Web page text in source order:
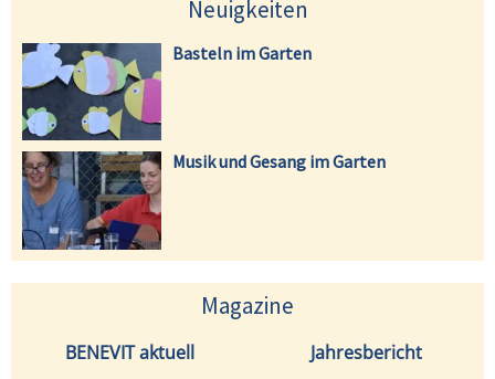
Neuigkeiten
Basteln im Garten
Musik und Gesang im Garten
Magazine
BENEVIT aktuell Jahresbericht